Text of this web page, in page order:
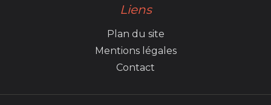
Liens
Plan du site
Mentions légales
Contact